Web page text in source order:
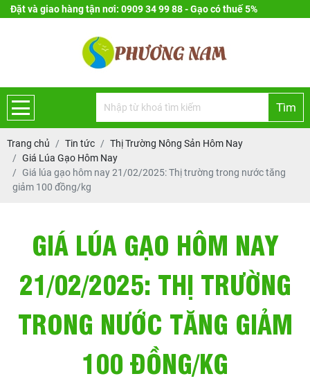
Đặt và giao hàng tận nơi: 0909 34 99 88 - Gạo có thuế 5%
Tìm
Trang chủ Tin tức
Thị Trường Nông Sản Hôm Nay
Giá Lúa Gạo Hôm Nay
Giá lúa gạo hôm nay 21/02/2025: Thị trường trong nước tăng
giảm 100 đồng/kg
GIÁ LÚA GẠO HÔM NAY
21/02/2025: THỊ TRƯỜNG
TRONG NƯỚC TĂNG GIẢM
100 ĐỒNG/KG